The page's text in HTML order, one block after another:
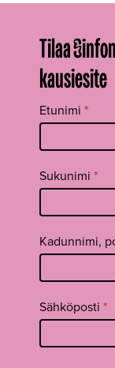
Tilaa
kausiesite
Tilaa
uutiskirje
footer FI
Etunimi *
Sukunimi *
Kadunnimi,
Sähköposti *